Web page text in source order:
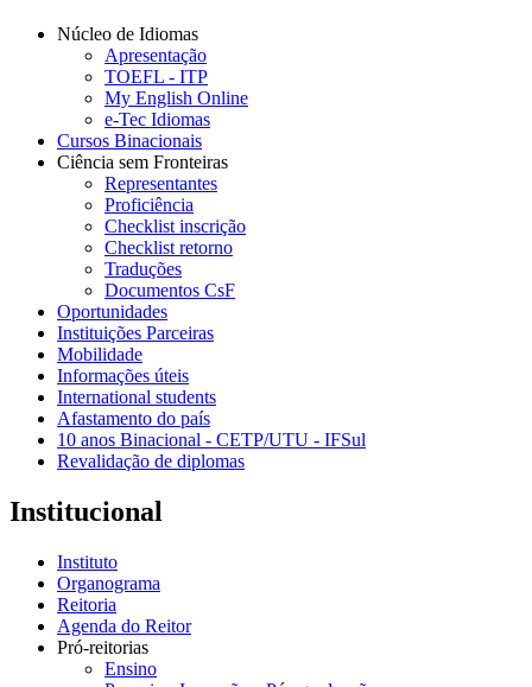
Núcleo de Idiomas
Apresentação
TOEFL - ITP
My English Online
e-Tec Idiomas
Cursos Binacionais
Ciência sem Fronteiras
Representantes
Proficiência
Checklist inscrição
Checklist retorno
Traduções
Documentos CsF
Oportunidades
Instituições Parceiras
Mobilidade
Informações úteis
International students
Afastamento do país
10 anos Binacional - CETP/UTU - IFSul
Revalidação de diplomas
Institucional
Instituto
Organograma
Reitoria
Agenda do Reitor
Pró-reitorias
Ensino